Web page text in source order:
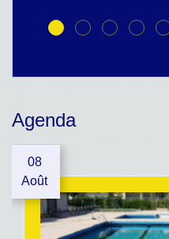
Agenda
08
Août